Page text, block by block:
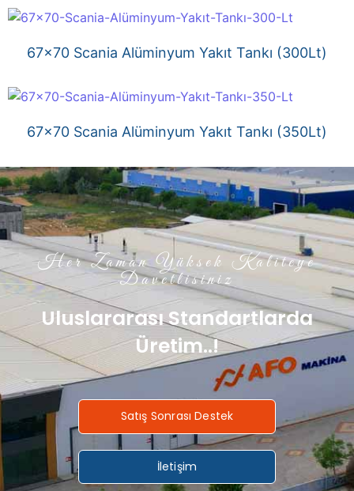
67×70 Scania Alüminyum Yakıt Tankı (300Lt)
67×70 Scania Alüminyum Yakıt Tankı (350Lt)
Her Zaman Yüksek Kaliteye
Davetlisiniz
Uluslararası Standartlarda
Üretim..!
Satış Sonrası Destek
İletişim